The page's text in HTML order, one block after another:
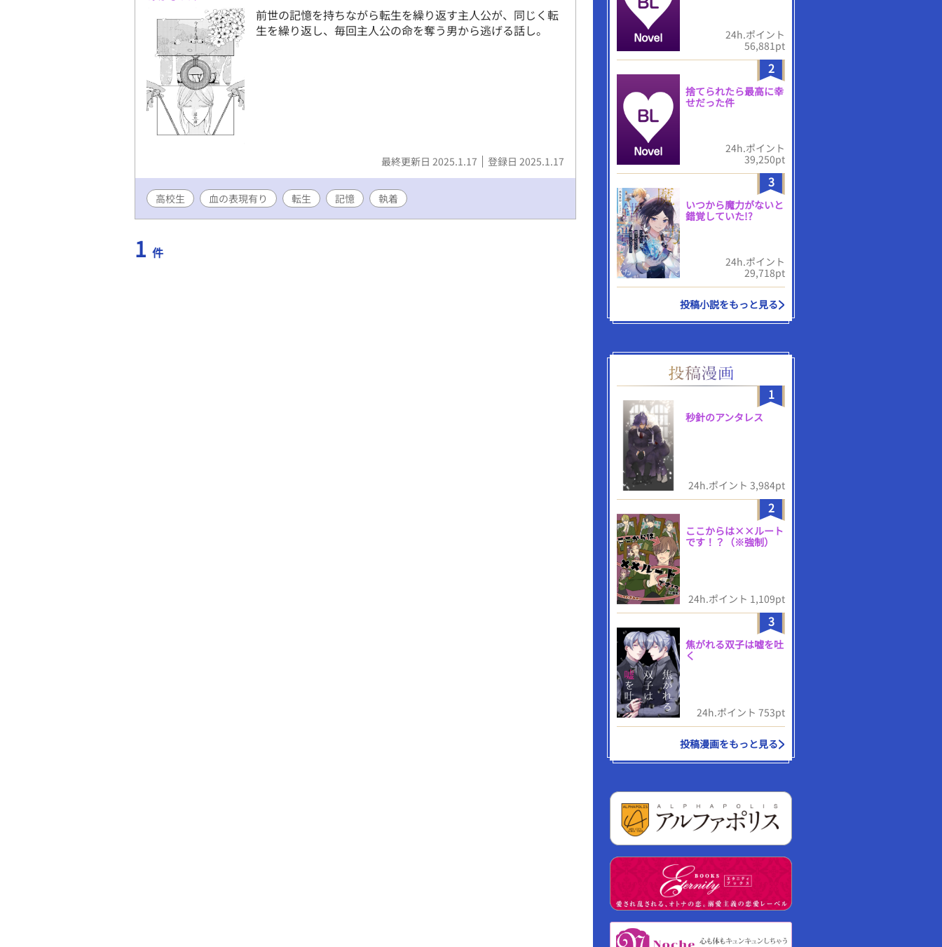
前世の記憶を持ちながら転生を繰り返す主人公が、同じく転
生を繰り返し、毎回主人公の命を奪う男から逃げる話し。
最終更新日 2025.1.17 登録日 2025.1.17
高校生 血の表現有り 転生 記憶 執着
1 件
24h.ポイント
56,881pt
2
捨てられたら最高に幸
せだった件
24h.ポイント
39,250pt
3
いつから魔力がないと
錯覚していた!?
24h.ポイント
29,718pt
投稿小説をもっと見る
1
秒針のアンタレス
24h.ポイント 3,984pt
2
ここからは××ルート
です！？（※強制）
24h.ポイント 1,109pt
3
焦がれる双子は嘘を吐
く
24h.ポイント 753pt
投稿漫画をもっと見る